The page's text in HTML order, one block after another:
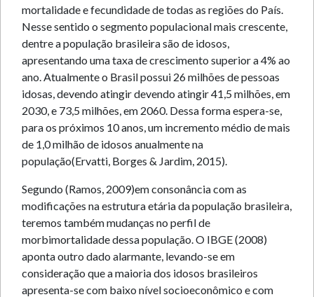
mortalidade e fecundidade de todas as regiões do País.
Nesse sentido o segmento populacional mais crescente,
dentre a população brasileira são de idosos,
apresentando uma taxa de crescimento superior a 4% ao
ano. Atualmente o Brasil possui 26 milhões de pessoas
idosas, devendo atingir devendo atingir 41,5 milhões, em
2030, e 73,5 milhões, em 2060. Dessa forma espera-se,
para os próximos 10 anos, um incremento médio de mais
de 1,0 milhão de idosos anualmente na
população(Ervatti, Borges & Jardim, 2015).
Segundo (Ramos, 2009)em consonância com as
modificações na estrutura etária da população brasileira,
teremos também mudanças no perfil de
morbimortalidade dessa população. O IBGE (2008)
aponta outro dado alarmante, levando-se em
consideração que a maioria dos idosos brasileiros
apresenta-se com baixo nível socioeconômico e com